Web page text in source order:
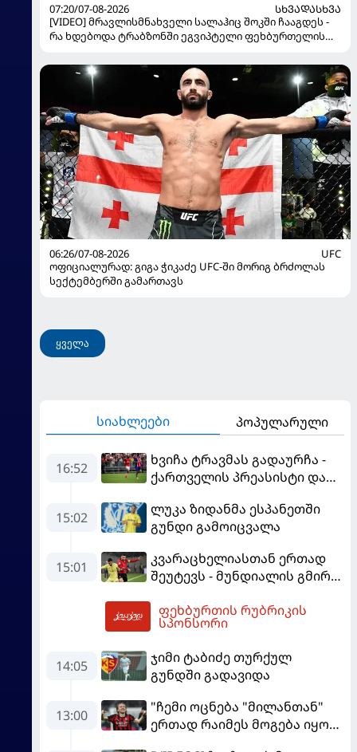
07:20/07-08-2026
ᲡᲮᲕᲐᲓᲐᲡᲮᲕᲐ
[VIDEO] მრავლისმნახველი სალაჰიც შოკში ჩააგდეს -
რა ხდებოდა ტრაბზონში ეგვიპტელი ფეხბურთელის
06:26/07-08-2026
UFC
ოფიციალურად: გიგა ჭიკაძე UFC-ში მორიგ ბრძოლას
სექტემბერში გამართავს
ყველა
სიახლეები პოპულარული
16:52
ხვიჩა ტრავმას გადაურჩა -
ქართველის პრეასისტი და
იუნაიტედთან"
15:02
ლუკა ზიდანმა ესპანეთში
გუნდი გამოიცვალა
15:01
კვარაცხელიასთან ერთად
შეუტევს - მუნდიალის გმირი
გახდება
ფეხბურთის რუბრიკის
სპონსორი
14:05
ჯიმი ტაბიძე თურქულ
გუნდში გადავიდა
13:00
"ჩემი ოცნება "მილანთან"
ერთად რაიმეს მოგება იყო" -